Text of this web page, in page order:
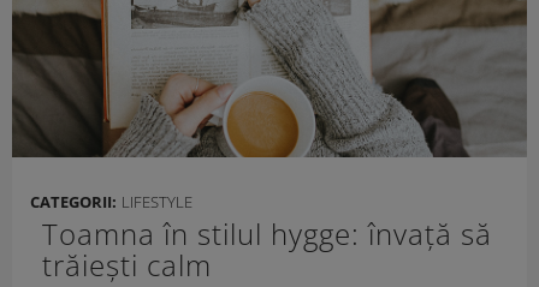
CATEGORII: LIFESTYLE
Toamna în stilul hygge: învață să
trăiești calm